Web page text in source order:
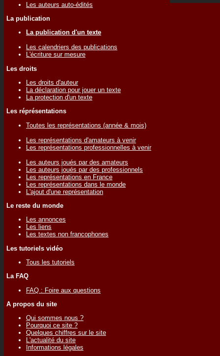
Les auteurs auto-édités
La publication
La publication d'un texte
Les calendriers des publications
L'écriture sur mesure
Les droits
Les droits d'auteur
La déclaration pour jouer un texte
La protection d'un texte
Les réprésentations
Toutes les représentations (année & mois)
Les représentations d'amateurs à venir
Les représentations professionnelles à venir
Les auteurs joués par des amateurs
Les auteurs joués par des professionnels
Les représentations en France
Les représentations dans le monde
L'ajout d'une représentation
Le reste du monde
Les annonces
Les liens
Les textes non francophones
Les tutoriels vidéo
Tous les tutoriels
La FAQ
FAQ : Foire aux questions
A propos du site
Qui sommes nous ?
Pourquoi ce site ?
Quelques chiffres sur le site
L'actualité du site
Informations légales